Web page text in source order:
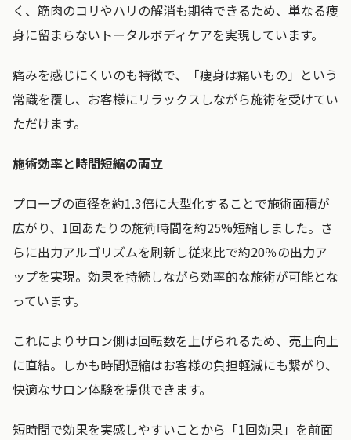
く、筋肉のコリやハリの解消も期待できるため、単なる痩
身に留まらないトータルボディケアを実現しています。
痛みを感じにくいのも特徴で、「痩身は痛いもの」という
常識を覆し、お客様にリラックスしながら施術を受けてい
ただけます。
施術効率と時間短縮の両立
プローブの直径を約1.3倍に大型化することで施術面積が
広がり、1回あたりの施術時間を約25%短縮しました。さ
らに出力アルゴリズムを刷新し従来比で約20％の出力ア
ップを実現。効果を持続しながら効率的な施術が可能とな
っています。
これによりサロン側は回転数を上げられるため、売上向上
に直結。しかも時間短縮はお客様の負担軽減にも繋がり、
快適なサロン体験を提供できます。
短時間で効果を実感しやすいことから「1回効果」を前面